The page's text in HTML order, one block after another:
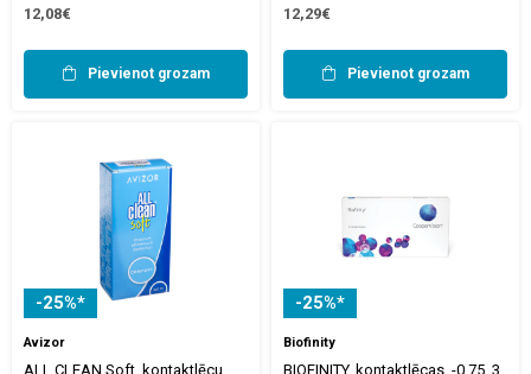
12,08€
Pievienot grozam
12,29€
Pievienot grozam
-25%*
Avizor
ALL CLEAN Soft, kontaktlēcu
-25%*
Biofinity
BIOFINITY, kontaktlēcas, -0,75, 3